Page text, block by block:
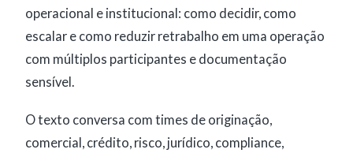
operacional e institucional: como decidir, como
escalar e como reduzir retrabalho em uma operação
com múltiplos participantes e documentação
sensível.
O texto conversa com times de originação,
comercial, crédito, risco, jurídico, compliance,